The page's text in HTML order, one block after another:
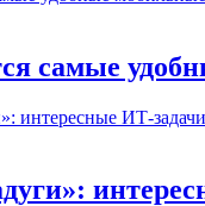
самые